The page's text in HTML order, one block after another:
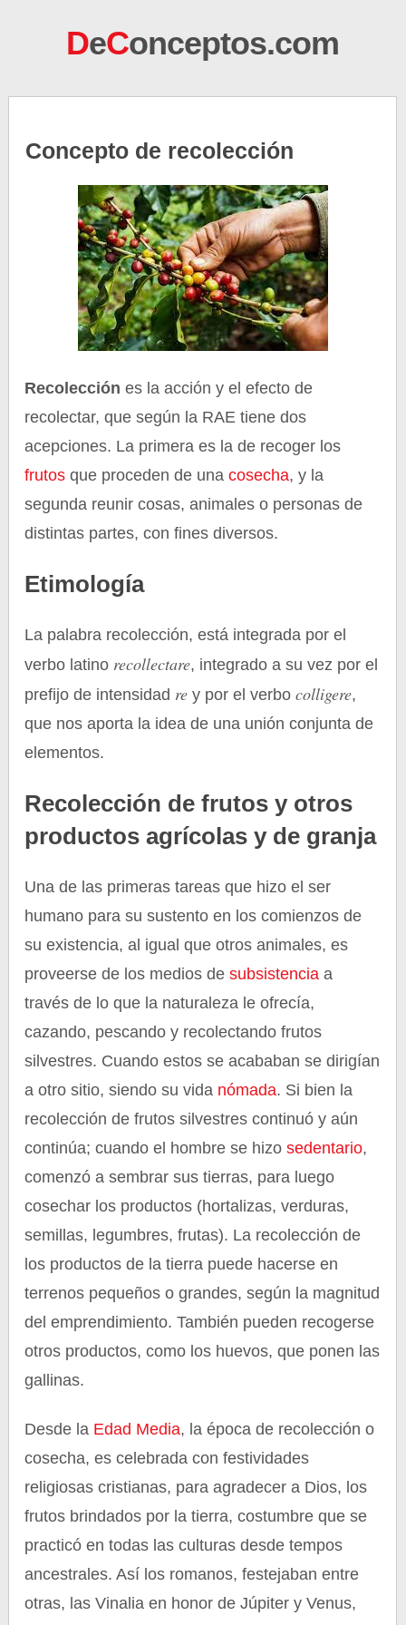
DeConceptos.com
Concepto de recolección
Recolección es la acción y el efecto de
recolectar, que según la RAE tiene dos
acepciones. La primera es la de recoger los
frutos que proceden de unacosecha, y la
segunda reunir cosas, animales o personas de
distintas partes, con fines diversos.
Etimología
La palabra recolección, está integrada por el
verbo latino recollectare, integrado a su vez por el
prefijo de intensidad re y por el verbocolligere,
que nos aporta la idea de una unión conjunta de
elementos.
Recolección de frutos y otros
productos agrícolas y de granja
Una de las primeras tareas que hizo el ser
humano para su sustento en los comienzos de
su existencia, al igual que otros animales, es
proveerse de los medios de subsistencia a
través de lo que la naturaleza le ofrecía,
cazando, pescando y recolectando frutos
silvestres. Cuando estos se acababan se dirigían
a otro sitio, siendo su vida nómada. Si bien la
recolección de frutos silvestres continuó y aún
continúa; cuando el hombre se hizosedentario,
comenzó a sembrar sus tierras, para luego
cosechar los productos (hortalizas, verduras,
semillas, legumbres, frutas). La recolección de
los productos de la tierra puede hacerse en
terrenos pequeños o grandes, según la magnitud
del emprendimiento. También pueden recogerse
otros productos, como los huevos, que ponen las
gallinas.
Desde la Edad Media, la época de recolección o
cosecha, es celebrada con festividades
religiosas cristianas, para agradecer a Dios, los
frutos brindados por la tierra, costumbre que se
practicó en todas las culturas desde tempos
ancestrales. Así los romanos, festejaban entre
otras, las Vinalia en honor de Júpiter y Venus,